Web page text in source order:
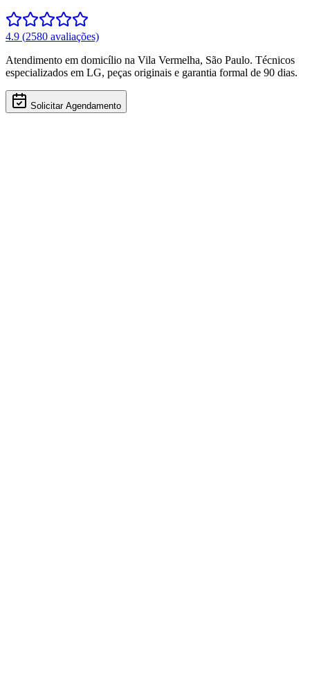
4.9 (2580 avaliações)
Atendimento em domicílio na Vila Vermelha, São Paulo. Técnicos
especializados em LG, peças originais e garantia formal de 90 dias.
Solicitar Agendamento